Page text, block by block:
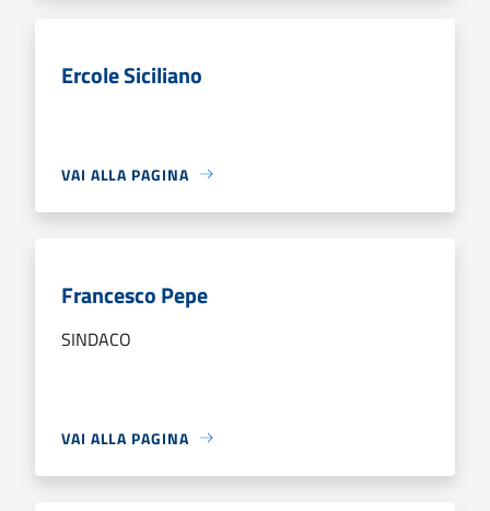
Ercole Siciliano
VAI ALLA PAGINA
Francesco Pepe
SINDACO
VAI ALLA PAGINA